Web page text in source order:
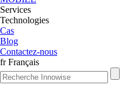
Services
Technologies
Cas
Blog
Contactez-nous
fr Français